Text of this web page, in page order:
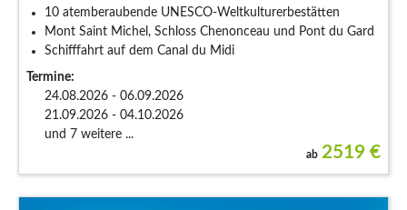
10 atemberaubende UNESCO-Weltkulturerbestätten
Mont Saint Michel, Schloss Chenonceau und Pont du Gard
Schifffahrt auf dem Canal du Midi
Termine:
24.08.2026 - 06.09.2026
21.09.2026 - 04.10.2026
und 7 weitere ...
ab 2519 €